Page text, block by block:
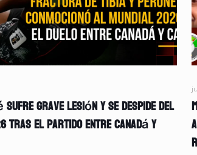
sufre grave lesión y se despide del
tras el partido entre Canadá y